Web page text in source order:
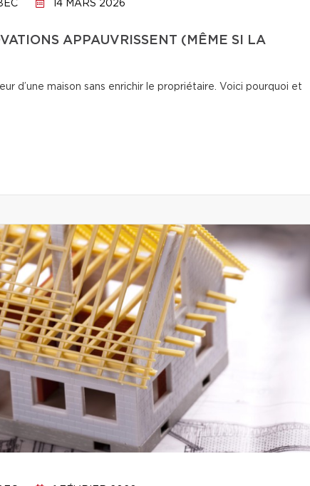
14 MARS 2026
APPAUVRISSENT (MÊME SI LA
d’une maison sans enrichir le propriétaire. Voici pourquoi et